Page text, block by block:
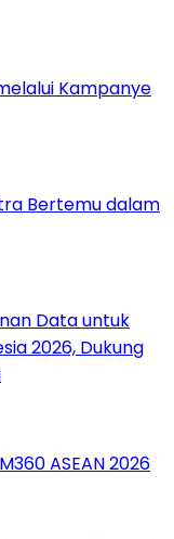
Kampanye
Bertemu dalam
Data untuk
2026, Dukung
ASEAN 2026